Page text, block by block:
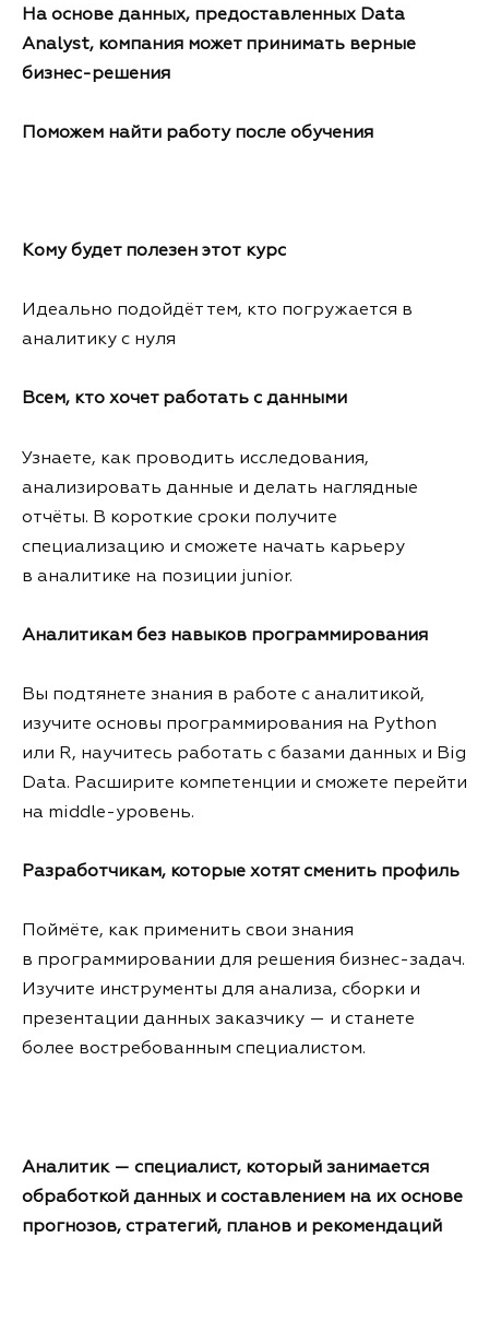
На основе данных, предоставленных Data
Analyst, компания может принимать верные
бизнес-решения
Поможем найти работу после обучения
Кому будет полезен этот курс
Идеально подойдёт тем, кто погружается в
аналитику с нуля
Всем, кто хочет работать с данными
Узнаете, как проводить исследования,
анализировать данные и делать наглядные
отчёты. В короткие сроки получите
специализацию и сможете начать карьеру
в аналитике на позиции junior.
Аналитикам без навыков программирования
Вы подтянете знания в работе с аналитикой,
изучите основы программирования на Python
или R, научитесь работать с базами данных и Big
Data. Расширите компетенции и сможете перейти
на middle-уровень.
Разработчикам, которые хотят сменить профиль
Поймёте, как применить свои знания
в программировании для решения бизнес-задач.
Изучите инструменты для анализа, сборки и
презентации данных заказчику — и станете
более востребованным специалистом.
Аналитик — специалист, который занимается
обработкой данных и составлением на их основе
прогнозов, стратегий, планов и рекомендаций